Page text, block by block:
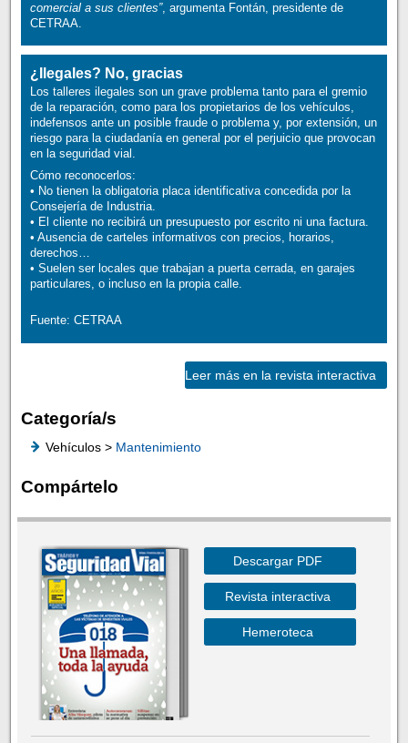
comercial a sus clientes”, argumenta Fontán, presidente de
CETRAA.
¿Ilegales? No, gracias
Los talleres ilegales son un grave problema tanto para el gremio
de la reparación, como para los propietarios de los vehículos,
indefensos ante un posible fraude o problema y, por extensión, un
riesgo para la ciudadanía en general por el perjuicio que provocan
en la seguridad vial.
Cómo reconocerlos:
• No tienen la obligatoria placa identificativa concedida por la
Consejería de Industria.
• El cliente no recibirá un presupuesto por escrito ni una factura.
• Ausencia de carteles informativos con precios, horarios,
derechos…
• Suelen ser locales que trabajan a puerta cerrada, en garajes
particulares, o incluso en la propia calle.
Fuente: CETRAA
Leer más en la revista interactiva
Categoría/s
Vehículos > Mantenimiento
Compártelo
Descargar PDF
Revista interactiva
Hemeroteca